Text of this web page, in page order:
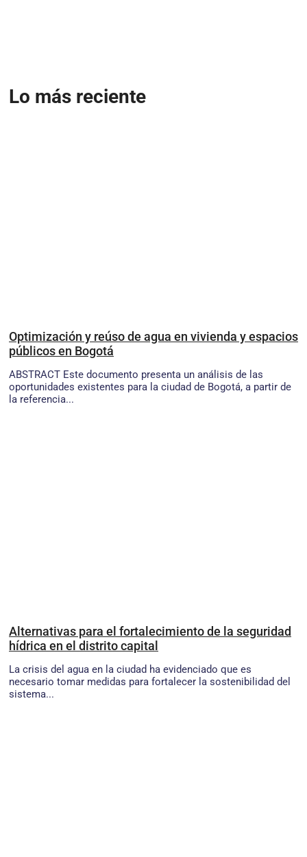
Lo más reciente
Optimización y reúso de agua en vivienda y espacios
públicos en Bogotá
ABSTRACT Este documento presenta un análisis de las
oportunidades existentes para la ciudad de Bogotá, a partir de
la referencia...
Alternativas para el fortalecimiento de la seguridad
hídrica en el distrito capital
La crisis del agua en la ciudad ha evidenciado que es
necesario tomar medidas para fortalecer la sostenibilidad del
sistema...